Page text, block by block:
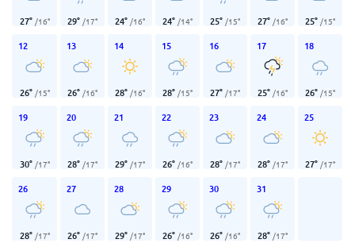
27° /16° 29° /17° 24° /16° 24° /14° 25° /15° 27° /16° 25° /15°
12
26° /15°
13
26° /16°
14
28° /16°
15
28° /15°
16
27° /17°
17
25° /16°
18
26° /15°
19
30° /17°
20
28° /17°
21
29° /17°
22
26° /16°
23
28° /17°
24
28° /17°
25
27° /17°
26
28° /17°
27
26° /17°
28
29° /17°
29
26° /16°
30
26° /16°
31
28° /17°